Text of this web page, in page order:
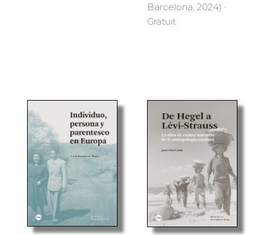
Barcelona, 2024) ·
Gratuït